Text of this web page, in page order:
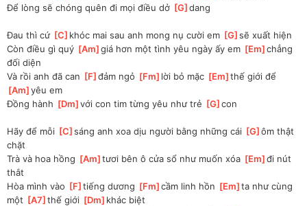
Để lòng sẽ chóng quên đi mọi điều dở [G ]
dang
Đau thì cứ [C ]khóc mai sau anh mong nụ cười em [G ]
sẽ xuất hiện
Còn điều gì quý [Am ]
giá hơn một tình yêu ngày ấy em [Em ]
chẳng
đối diện
Và rồi anh đã can [F ]
đảm ngỏ [Fm ]lời bỏ mặc [Em ]thế giới để
Am ]
yêu em
Đồng hành [Dm ]
với con tim từng yêu như trẻ [G ]
con
Hãy để mỗi [C ]
sáng anh xoa dịu người bằng những cái [G ]
ôm thật
chặt
Trà và hoa hồng [Am ]tươi bên ô cửa sổ như muốn xóa [Em ]
đi nút
thắt
Hòa mình vào [F ]tiếng dương [Fm ]
cầm linh hồn [Em ]ta như cùng
một [A7 ]thế giới [Dm ]khác biệt